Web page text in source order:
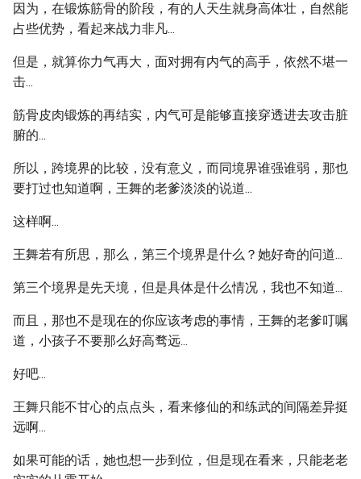
因为，在锻炼筋骨的阶段，有的人天生就身高体壮，自然能
占些优势，看起来战力非凡...
但是，就算你力气再大，面对拥有内气的高手，依然不堪一
击...
筋骨皮肉锻炼的再结实，内气可是能够直接穿透进去攻击脏
腑的...
所以，跨境界的比较，没有意义，而同境界谁强谁弱，那也
要打过也知道啊，王舞的老爹淡淡的说道...
这样啊...
王舞若有所思，那么，第三个境界是什么？她好奇的问道...
第三个境界是先天境，但是具体是什么情况，我也不知道...
而且，那也不是现在的你应该考虑的事情，王舞的老爹叮嘱
道，小孩子不要那么好高骛远...
好吧...
王舞只能不甘心的点点头，看来修仙的和练武的间隔差异挺
远啊...
如果可能的话，她也想一步到位，但是现在看来，只能老老